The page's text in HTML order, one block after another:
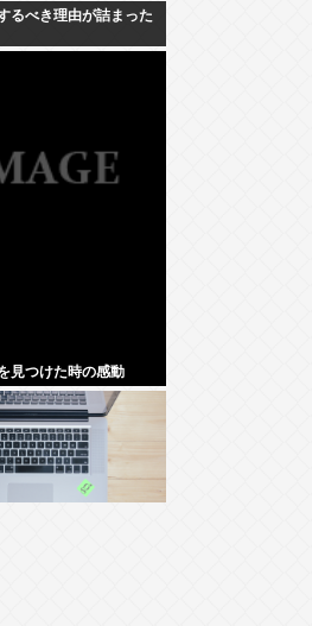
るべき理由が詰まった
見つけた時の感動